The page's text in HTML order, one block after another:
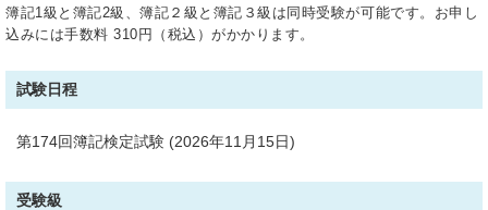
ついてのご質問には、一切回答できません。
じめご了承ください。
簿記1級と簿記2級、簿記２級と簿記３級は同時受験が可能です。お申し
込みには手数料 310円（税込）がかかります。
試験日程
第174回簿記検定試験 (2026年11月15日)
受験級